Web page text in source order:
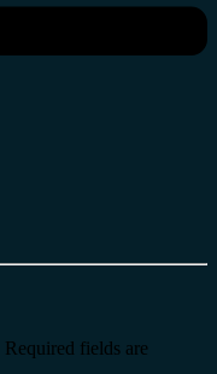
Required fields are